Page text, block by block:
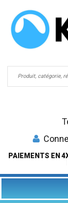
PAIEMENTS EN